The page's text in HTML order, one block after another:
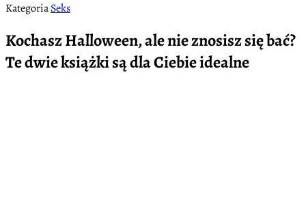
KategoriaSeks
Kochasz Halloween, ale nie znosisz się bać?
Te dwie książki są dla Ciebie idealne